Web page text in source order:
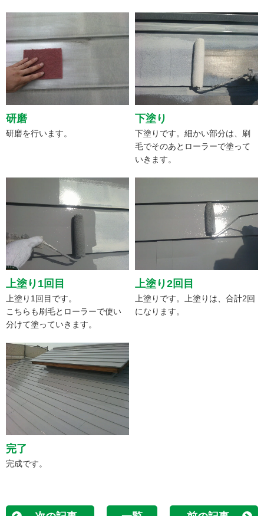
研磨
研磨を行います。
下塗り
下塗りです。細かい部分は、刷
毛でそのあとローラーで塗って
いきます。
上塗り1回目
上塗り1回目です。
こちらも刷毛とローラーで使い
分けて塗っていきます。
上塗り2回目
上塗りです。上塗りは、合計2回
になります。
完了
完成です。